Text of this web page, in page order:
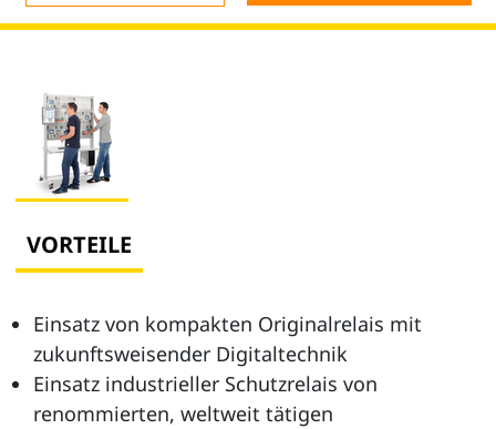
VORTEILE
Einsatz von kompakten Originalrelais mit
zukunftsweisender Digitaltechnik
Einsatz industrieller Schutzrelais von
renommierten, weltweit tätigen